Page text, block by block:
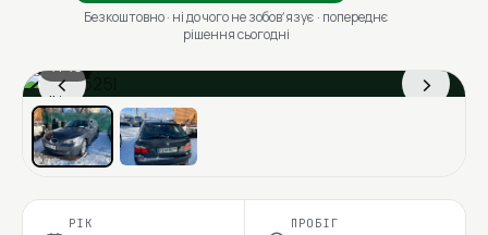
Безкоштовно · ні до чого не зобовʼязує · попереднє
рішення сьогодні
‹ ›
1 / 13
Ціна в місяць
РІК ПРОБІГ